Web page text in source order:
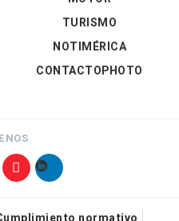
TURISMO
NOTIMÉRICA
CONTACTOPHOTO